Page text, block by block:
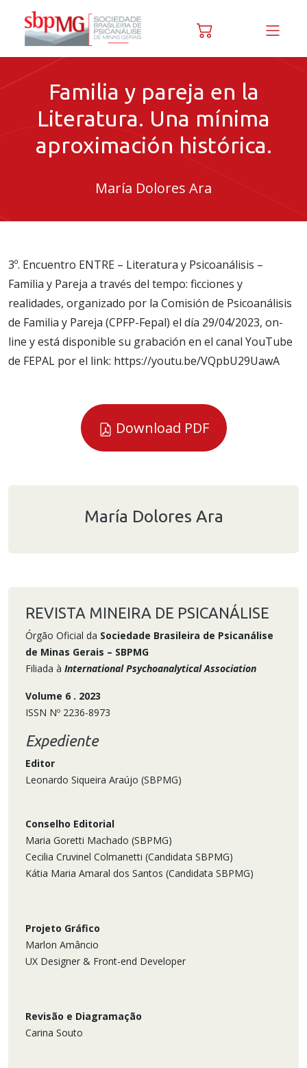
Skip to content
Familia y pareja en la
Literatura. Una mínima
aproximación histórica.
María Dolores Ara
3º. Encuentro ENTRE – Literatura y Psicoanálisis –
Familia y Pareja a través del tempo: ficciones y
realidades, organizado por la Comisión de Psicoanálisis
de Familia y Pareja (CPFP-Fepal) el día 29/04/2023, on-
line y está disponible su grabación en el canal YouTube
de FEPAL por el link: https://youtu.be/VQpbU29UawA
Download PDF
María Dolores Ara
REVISTA MINEIRA DE PSICANÁLISE
Órgão Oficial da Sociedade Brasileira de Psicanálise
de Minas Gerais – SBPMG
Filiada à International Psychoanalytical Association
Volume 6 . 2023
ISSN Nº 2236-8973
Expediente
Editor
Leonardo Siqueira Araújo (SBPMG)
Conselho Editorial
Maria Goretti Machado (SBPMG)
Cecilia Cruvinel Colmanetti (Candidata SBPMG)
Kátia Maria Amaral dos Santos (Candidata SBPMG)
Projeto Gráfico
Marlon Amâncio
UX Designer & Front-end Developer
Revisão e Diagramação
Carina Souto